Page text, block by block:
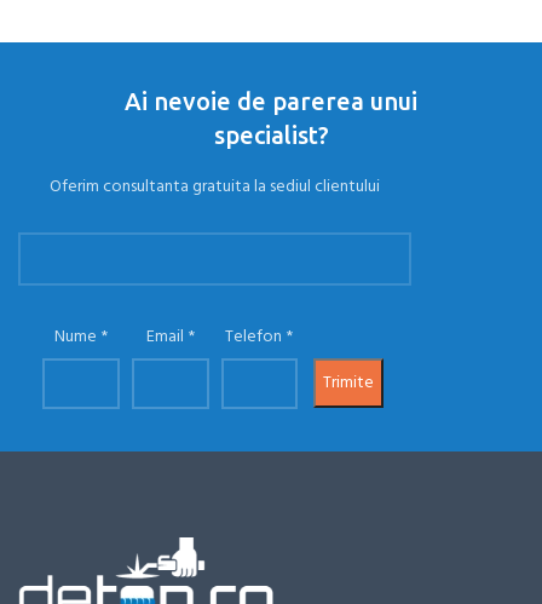
Ai nevoie de parerea unui
specialist?
Oferim consultanta gratuita la sediul clientului
Nume Email Telefon